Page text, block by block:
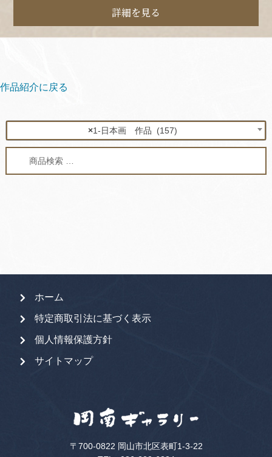
詳細を見る
作品紹介に戻る
×1-日本画 作品 (157)
ホーム
特定商取引法に基づく表示
個人情報保護方針
サイトマップ
〒700-0822 岡山市北区表町1-3-22